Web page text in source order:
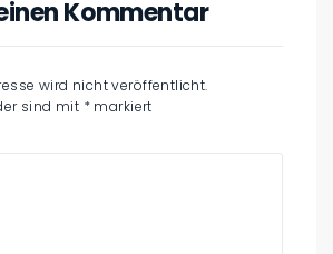
Kommentar
wird nicht veröffentlicht.
sind mit * markiert